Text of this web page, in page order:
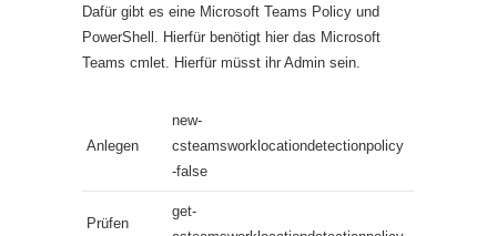
Dafür gibt es eine Microsoft Teams Policy und
PowerShell. Hierfür benötigt hier das Microsoft
Teams cmlet. Hierfür müsst ihr Admin sein.
Anlegen
new-
csteamsworklocationdetectionpolicy
-false
Prüfen
get-